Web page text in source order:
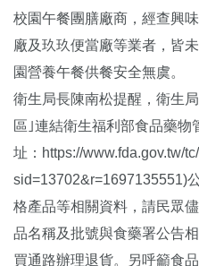
校園午餐團膳廠商，經查興
廠及玖玖便當廠等業者，皆
園營養午餐供餐安全無虞。
衛生局長陳南松提醒，衛生
區｣連結衛生福利部食品藥物
址：https://www.fda.gov.tw/
sid=13702&r=1697135551)
格產品等相關資料，請民眾
品名稱及批號與食藥署公告
買通路辦理退貨。另呼籲食